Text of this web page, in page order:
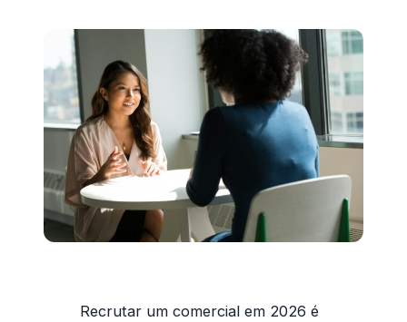
Recrutar um comercial em 2026 é